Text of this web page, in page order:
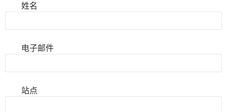
姓名
电子邮件
站点